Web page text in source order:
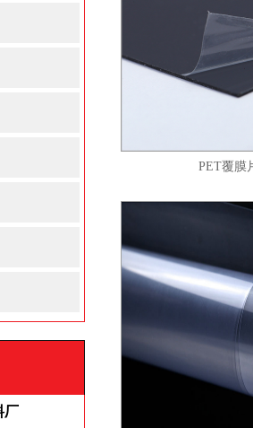
厂
PET覆膜